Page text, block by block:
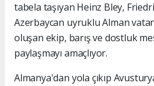
tabela taşıyan Heinz Bley,
Azerbaycan uyruklu Alman
oluşan ekip, barış ve dostluk
paylaşmayı amaçlıyor.
Almanya'dan yola çıkıp